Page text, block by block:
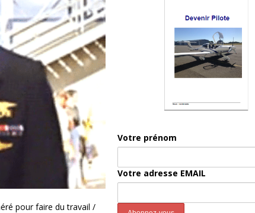
pour faire du travail /
Votre prénom
Votre adresse EMAIL